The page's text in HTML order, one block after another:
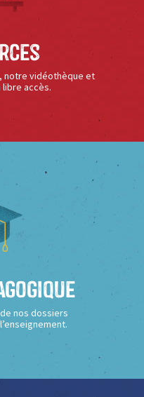
notre vidéothèque et
accès.
nos dossiers